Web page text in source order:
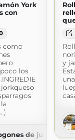
York
con
como
los
de juani
y